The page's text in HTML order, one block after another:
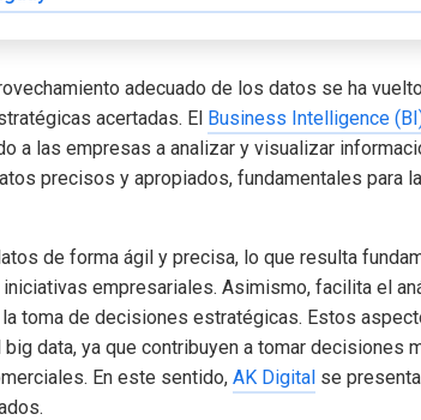
adecuado de los datos se ha
acertadas. El Business Intelligence
a las empresas a analizar y visualizar
precisos y apropiados, fundamentales para
de forma ágil y precisa, lo que resulta
empresariales. Asimismo, facilita el
toma de decisiones estratégicas. Estos
data, ya que contribuyen a tomar decisiones
En este sentido, AK Digital se